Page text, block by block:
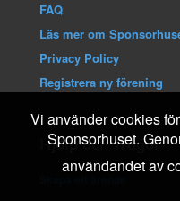
FAQ
Läs mer om
Privacy Policy
Registrera ny förening
Hjälp och frågor
Vi använder cookies
Sponsorhuset.
användandet av